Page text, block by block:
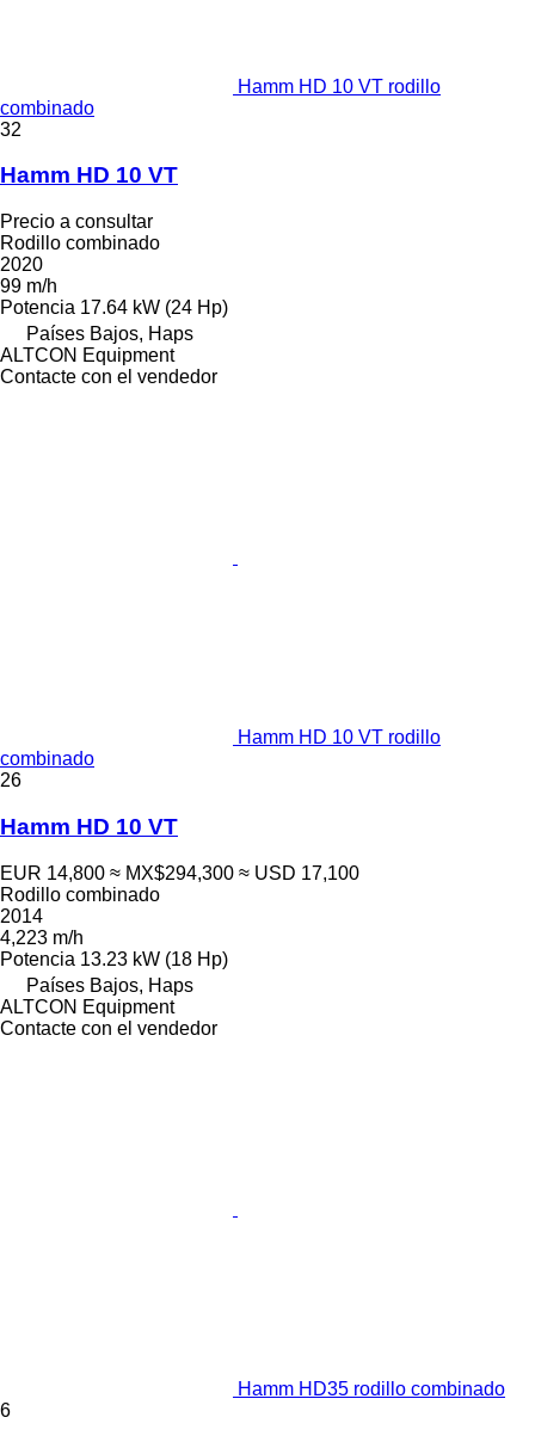
Hamm HD 10 VT rodillo
combinado
32
Hamm HD 10 VT
Precio a consultar
Rodillo combinado
2020
99 m/h
Potencia 17.64 kW (24 Hp)
Países Bajos, Haps
ALTCON Equipment
Contacte con el vendedor
Hamm HD 10 VT rodillo
combinado
26
Hamm HD 10 VT
EUR 14,800 ≈ MX$294,300 ≈ USD 17,100
Rodillo combinado
2014
4,223 m/h
Potencia 13.23 kW (18 Hp)
Países Bajos, Haps
ALTCON Equipment
Contacte con el vendedor
Hamm HD35 rodillo combinado
6